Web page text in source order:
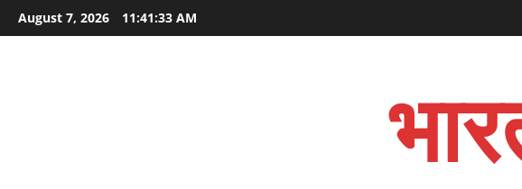
Skip
to
August 7, 2026 11:41:34 AM